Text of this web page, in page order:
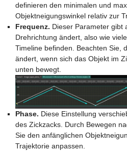
definieren den minimalen und
Objektneigungswinkel relativ zur
Frequenz. Dieser Parameter gibt
Drehrichtung ändert, also wie
Timeline befinden. Beachten Sie,
ändert, wenn sich das Objekt im
unten bewegt.
Phase. Diese Einstellung
des Zickzacks. Durch Bewegen
Sie den anfänglichen
Trajektorie anpassen.